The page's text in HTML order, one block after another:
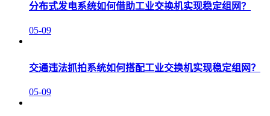
分布式发电系统如何借助工业交换机实现稳定组网？
05-09
交通违法抓拍系统如何搭配工业交换机实现稳定组网？
05-09